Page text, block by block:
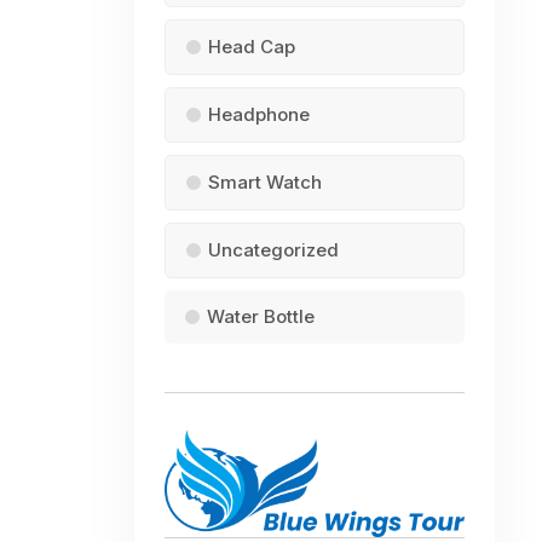
Head Cap
Headphone
Smart Watch
Uncategorized
Water Bottle